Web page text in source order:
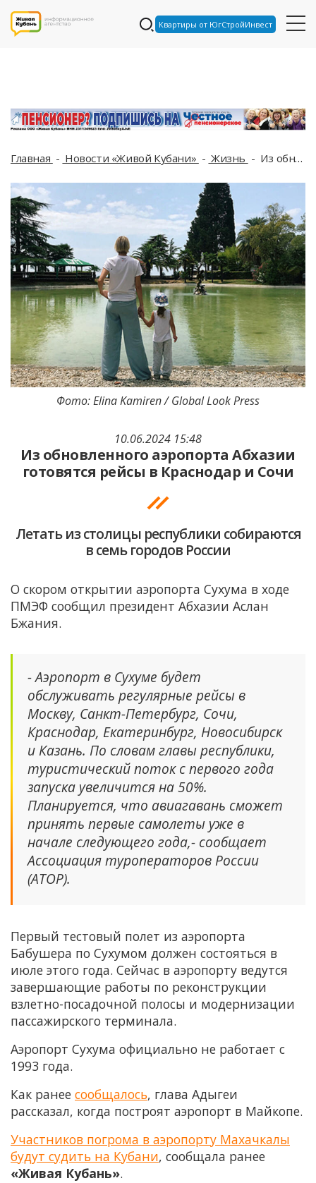
Квартиры от ЮгСтройИнвест
Главная Новости «Живой Кубани» Жизнь Из обновленного аэропорта Абхазии готовятся рейсы в Краснодар и Сочи
10.06.2024 15:48
Из обновленного аэропорта Абхазии
готовятся рейсы в Краснодар и Сочи
Летать из столицы республики собираются
в семь городов России
Фото: Elina Kamiren / Global Look Press
О скором открытии аэропорта Сухума в ходе
ПМЭФ сообщил президент Абхазии Аслан
Бжания.
- Аэропорт в Сухуме будет
обслуживать регулярные рейсы в
Москву, Санкт-Петербург, Сочи,
Краснодар, Екатеринбург, Новосибирск
и Казань. По словам главы республики,
туристический поток с первого года
запуска увеличится на 50%.
Планируется, что авиагавань сможет
принять первые самолеты уже в
начале следующего года,- сообщает
Ассоциация туроператоров России
(АТОР).
Первый тестовый полет из аэропорта
Бабушера по Сухумом должен состояться в
июле этого года. Сейчас в аэропорту ведутся
завершающие работы по реконструкции
взлетно-посадочной полосы и модернизации
пассажирского терминала.
Аэропорт Сухума официально не работает с
1993 года.
Как ранее сообщалось, глава Адыгеи
рассказал, когда построят аэропорт в Майкопе.
Участников погрома в аэропорту Махачкалы
будут судить на Кубани, сообщала ранее
«Живая Кубань».